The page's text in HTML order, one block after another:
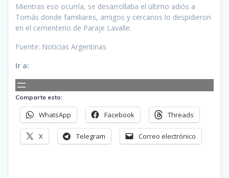
Mientras eso ocurría, se desarrollaba el último adiós a
Tomás donde familiares, amigos y cercanos lo despidieron
en el cementerio de Paraje Lavalle.
Fuente: Noticias Argentinas
Ir a:
Comparte esto:
WhatsApp Facebook Threads
X Telegram Correo electrónico